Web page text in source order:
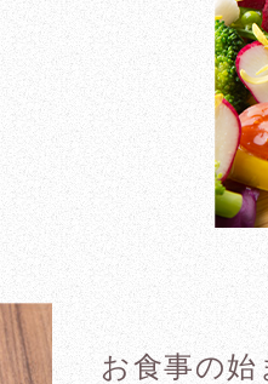
お食事の始